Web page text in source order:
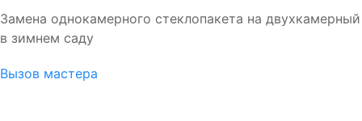
Замена однокамерного стеклопакета на двухкамерный
в зимнем саду
Вызов мастера